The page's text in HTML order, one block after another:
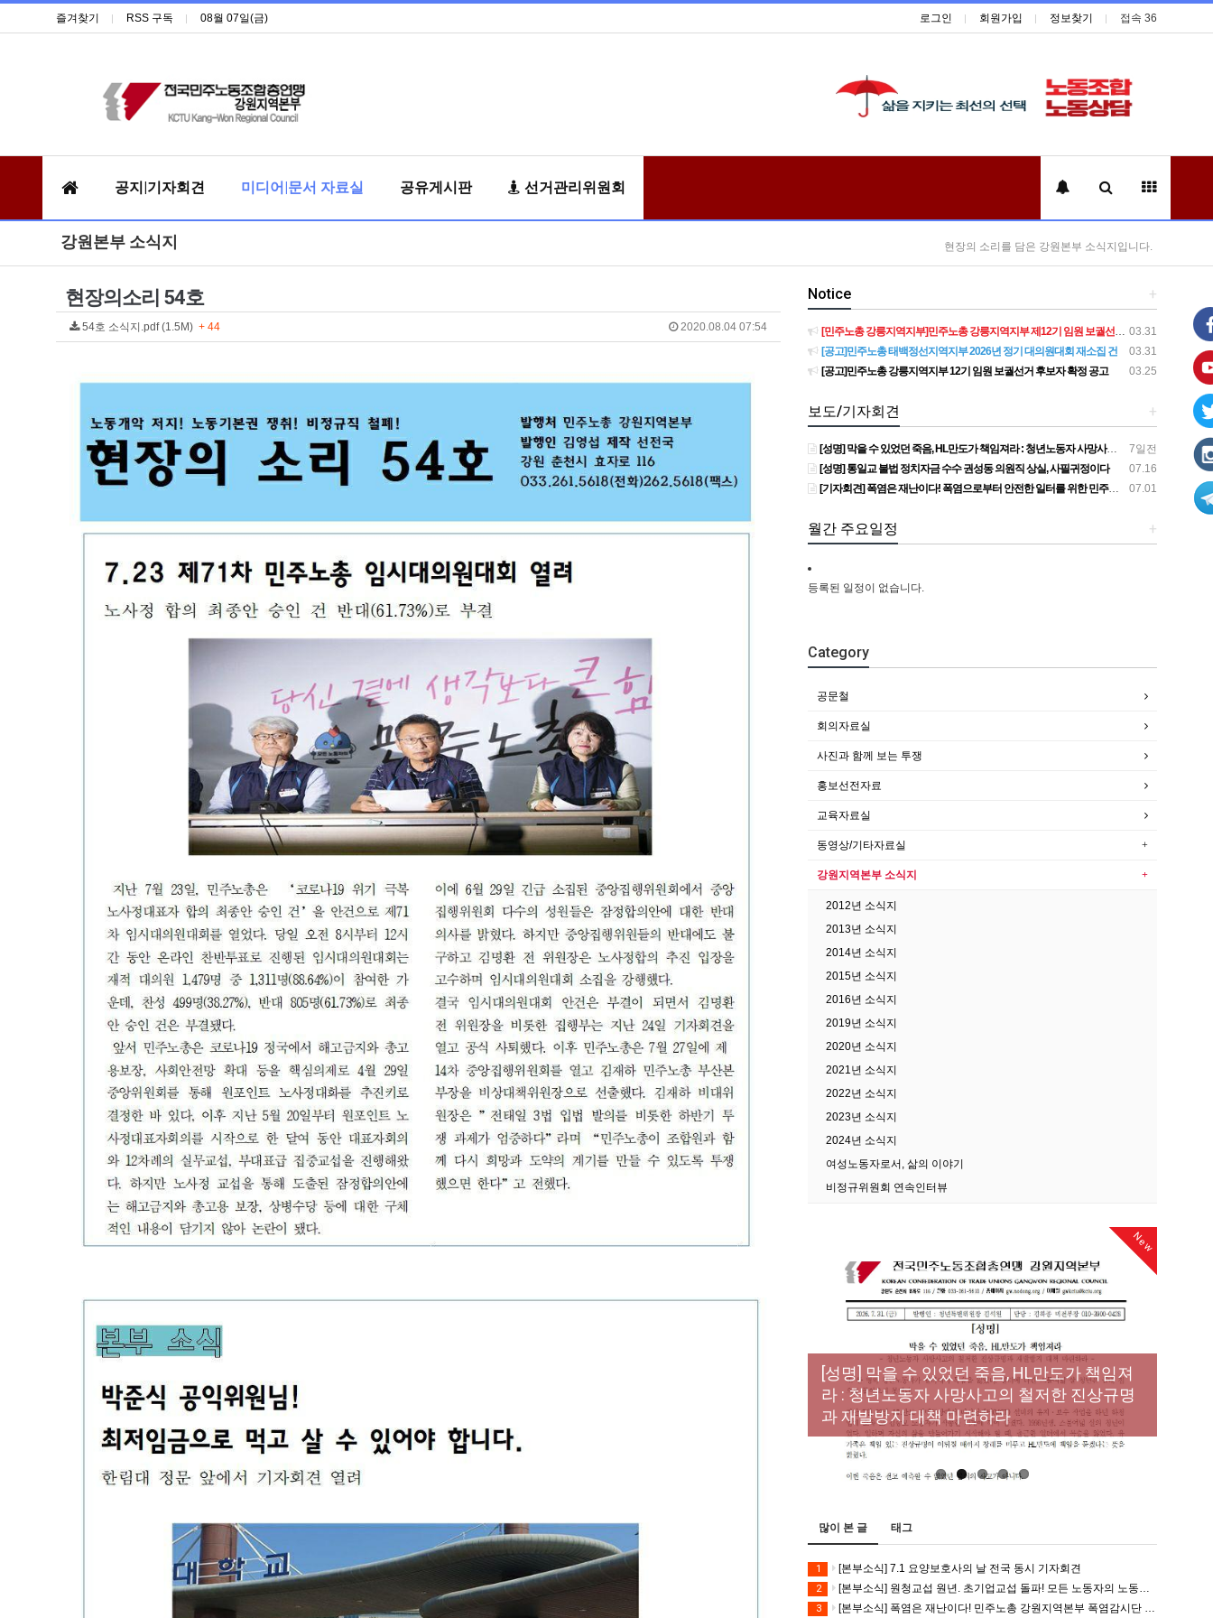
즐겨찾기 RSS 구독 08월 07일(금) 로그인 회원가입 정보찾기 접속 36
공지|기자회견 미디어|문서 자료실 공유게시판 선거관리위원회
강원본부 소식지 현장의 소리를 담은 강원본부 소식지입니다.
현장의소리 54호
2020.08.04 07:54
54호 소식지.pdf (1.5M) + 44
+
Notice
03.31
[민주노총 강릉지역지부]민주노총 강릉지역지부 제12기 임원 보궐선거결과 공고
03.31
[공고]민주노총 태백정선지역지부 2026년 정기 대의원대회 재소집 건
03.25
[공고]민주노총 강릉지역지부 12기 임원 보궐선거 후보자 확정 공고
+
보도/기자회견
7일전
[성명] 막을 수 있었던 죽음, HL만도가 책임져라 : 청년노동자 사망사고의 철저한 진상규명과 재발방지 대책 마련하라
07.16
[성명] 통일교 불법 정치자금 수수 권성동 의원직 상실, 사필귀정이다
07.01
[기자회견] 폭염은 재난이다! 폭염으로부터 안전한 일터를 위한 민주노총 강원지역본부 폭염감시단 선포 기자회견
+
월간 주요일정
등록된 일정이 없습니다.
Category
공문철
회의자료실
사진과 함께 보는 투쟁
홍보선전자료
교육자료실
동영상/기타자료실
강원지역본부 소식지
2012년 소식지
2013년 소식지
2014년 소식지
2015년 소식지
2016년 소식지
2019년 소식지
2020년 소식지
2021년 소식지
2022년 소식지
2023년 소식지
2024년 소식지
여성노동자로서, 삶의 이야기
비정규위원회 연속인터뷰
New
[성명] 막을 수 있었던 죽음, HL만도가 책임져
라 : 청년노동자 사망사고의 철저한 진상규명
과 재발방지 대책 마련하라
[산별소식] 건설산업연맹 플랜트건설노조 강
원충북지부
[강릉,속초,원주,춘천] 폭염감시단 사업 이모저
모
[조합원☆인터뷰] 서비스연맹 전국학교비정
규직노동조합 강원지부 김유미 춘천지회장
[본부소식] 강원지역 노동자 합창단 모임
많이 본 글 태그
1 [본부소식] 7.1 요양보호사의 날 전국 동시 기자회견
2 [본부소식] 원청교섭 원년. 초기업교섭 돌파! 모든 노동자의 노동기본권 쟁취! 민주노총 7.15 총파업대회
3 [본부소식] 폭염은 재난이다! 민주노총 강원지역본부 폭염감시단 선포 기자회견